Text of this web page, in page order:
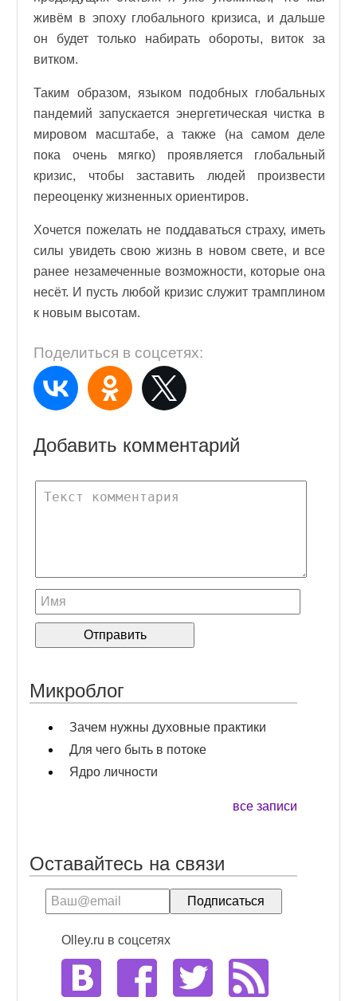
живём в эпоху глобального кризиса, и дальше
он будет только набирать обороты, виток за
витком.
Таким образом, языком подобных глобальных
пандемий запускается энергетическая чистка в
мировом масштабе, а также (на самом деле
пока очень мягко) проявляется глобальный
кризис, чтобы заставить людей произвести
переоценку жизненных ориентиров.
Хочется пожелать не поддаваться страху, иметь
силы увидеть свою жизнь в новом свете, и все
ранее незамеченные возможности, которые она
несёт. И пусть любой кризис служит трамплином
к новым высотам.
Поделиться в соцсетях:
Добавить комментарий
Микроблог
Зачем нужны духовные практики
Для чего быть в потоке
Ядро личности
все записи
Оставайтесь на связи
Olley.ru в соцсетях